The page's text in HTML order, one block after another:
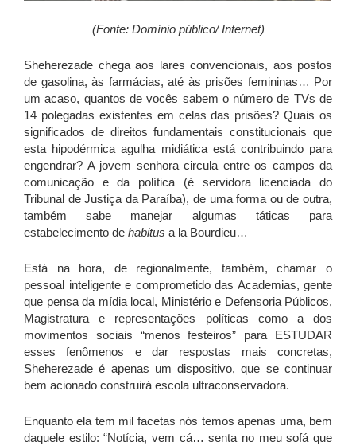
(Fonte: Domínio público/ Internet)
Sheherezade chega aos lares convencionais, aos postos
de gasolina, às farmácias, até às prisões femininas… Por
um acaso, quantos de vocês sabem o número de TVs de
14 polegadas existentes em celas das prisões? Quais os
significados de direitos fundamentais constitucionais que
esta hipodérmica agulha midiática está contribuindo para
engendrar? A jovem senhora circula entre os campos da
comunicação e da política (é servidora licenciada do
Tribunal de Justiça da Paraíba), de uma forma ou de outra,
também sabe manejar algumas táticas para
estabelecimento de habitus a la Bourdieu…
Está na hora, de regionalmente, também, chamar o
pessoal inteligente e comprometido das Academias, gente
que pensa da mídia local, Ministério e Defensoria Públicos,
Magistratura e representações políticas como a dos
movimentos sociais “menos festeiros” para ESTUDAR
esses fenômenos e dar respostas mais concretas,
Sheherezade é apenas um dispositivo, que se continuar
bem acionado construirá escola ultraconservadora.
Enquanto ela tem mil facetas nós temos apenas uma, bem
daquele estilo: “Notícia, vem cá… senta no meu sofá que